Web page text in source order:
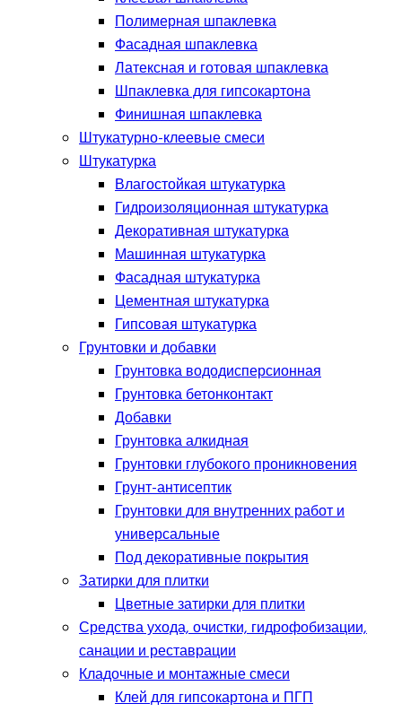
Полимерная шпаклевка
Фасадная шпаклевка
Латексная и готовая шпаклевка
Шпаклевка для гипсокартона
Финишная шпаклевка
Штукатурно-клеевые смеси
Штукатурка
Влагостойкая штукатурка
Гидроизоляционная штукатурка
Декоративная штукатурка
Машинная штукатурка
Фасадная штукатурка
Цементная штукатурка
Гипсовая штукатурка
Грунтовки и добавки
Грунтовка вододисперсионная
Грунтовка бетонконтакт
Добавки
Грунтовка алкидная
Грунтовки глубокого проникновения
Грунт-антисептик
Грунтовки для внутренних работ и
универсальные
Под декоративные покрытия
Затирки для плитки
Цветные затирки для плитки
Средства ухода, очистки, гидрофобизации,
санации и реставрации
Кладочные и монтажные смеси
Клей для гипсокартона и ПГП